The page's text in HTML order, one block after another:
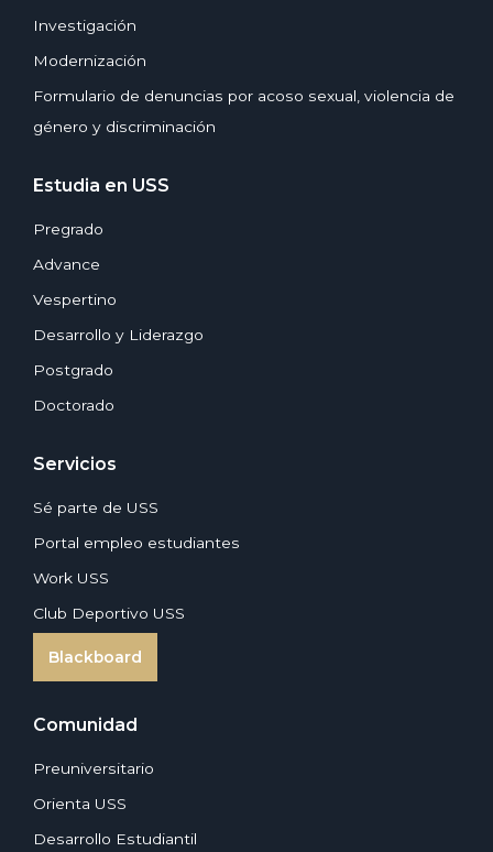
Investigación
Modernización
Formulario de denuncias por acoso sexual, violencia de
género y discriminación
Estudia en USS
Pregrado
Advance
Vespertino
Desarrollo y Liderazgo
Postgrado
Doctorado
Servicios
Sé parte de USS
Portal empleo estudiantes
Work USS
Club Deportivo USS
Blackboard
Comunidad
Preuniversitario
Orienta USS
Desarrollo Estudiantil